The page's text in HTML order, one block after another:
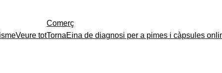
Veure tot
Comerç
TornaEina de diagnosi per a pimes i càpsules